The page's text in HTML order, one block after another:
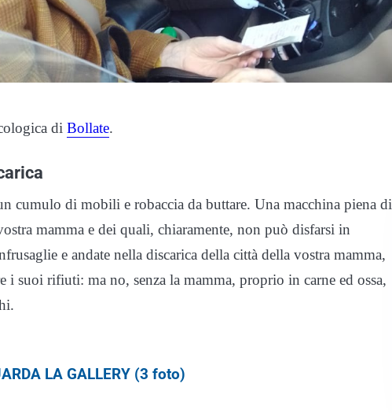
di Bollate.
cumulo di mobili e robaccia da buttare. Una macchina piena di
mamma e dei quali, chiaramente, non può disfarsi in
e andate nella discarica della città della vostra mamma,
i suoi rifiuti: ma no, senza la mamma, proprio in carne ed ossa,
LA GALLERY (3 foto)